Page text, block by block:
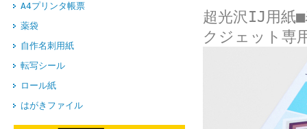
A4プリンタ帳票
薬袋
自作名刺用紙
転写シール
ロール紙
はがきファイル
超光沢IJ用紙■
クジェット専